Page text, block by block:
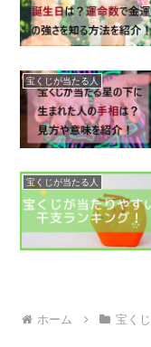
宝くじが当たる人
宝くじが当たる人
ホーム 宝く